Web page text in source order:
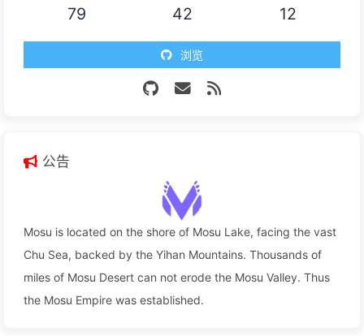
79 42 12
浏览
公告
Mosu is located on the shore of Mosu Lake, facing the vast
Chu Sea, backed by the Yihan Mountains. Thousands of
miles of Mosu Desert can not erode the Mosu Valley. Thus
the Mosu Empire was established.